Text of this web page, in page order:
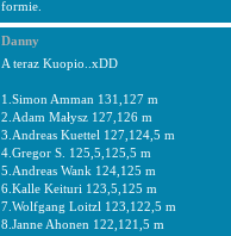
formie.
Danny
A teraz Kuopio..xDD
1.Simon Amman 131,127 m
2.Adam Małysz 127,126 m
3.Andreas Kuettel 127,124,5 m
4.Gregor S. 125,5,125,5 m
5.Andreas Wank 124,125 m
6.Kalle Keituri 123,5,125 m
7.Wolfgang Loitzl 123,122,5 m
8.Janne Ahonen 122,121,5 m